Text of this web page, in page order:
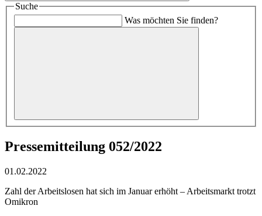
Suche
Was möchten Sie finden?
Pressemitteilung 052/2022
01.02.2022
Zahl der Arbeitslosen hat sich im Januar erhöht – Arbeitsmarkt trotzt
Omikron